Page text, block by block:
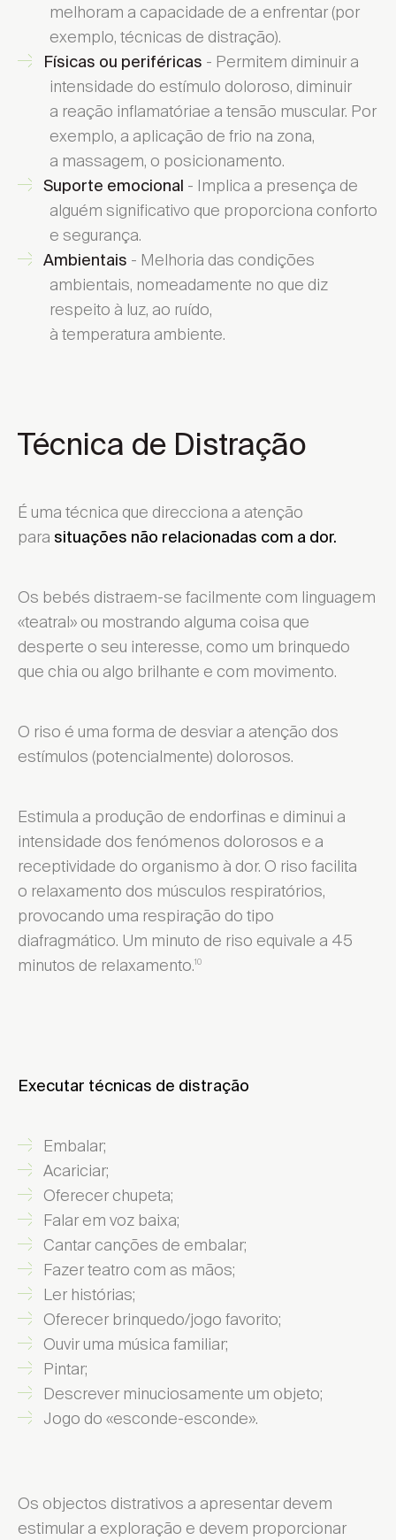
melhoram a capacidade de a enfrentar (por
exemplo, técnicas de distração).
Físicas ou periféricas - Permitem diminuir a
intensidade do estímulo doloroso, diminuir
a reação inflamatóriae a tensão muscular. Por
exemplo, a aplicação de frio na zona,
a massagem, o posicionamento.
Suporte emocional - Implica a presença de
alguém significativo que proporciona conforto
e segurança.
Ambientais - Melhoria das condições
ambientais, nomeadamente no que diz
respeito à luz, ao ruído,
à temperatura ambiente.
Técnica de Distração
É uma técnica que direcciona a atenção
para situações não relacionadas com a dor.
Os bebés distraem-se facilmente com linguagem
«teatral» ou mostrando alguma coisa que
desperte o seu interesse, como um brinquedo
que chia ou algo brilhante e com movimento.
O riso é uma forma de desviar a atenção dos
estímulos (potencialmente) dolorosos.
Estimula a produção de endorfinas e diminui a
intensidade dos fenómenos dolorosos e a
receptividade do organismo à dor. O riso facilita
o relaxamento dos músculos respiratórios,
provocando uma respiração do tipo
diafragmático. Um minuto de riso equivale a 45
minutos de relaxamento.10
Executar técnicas de distração
Embalar;
Acariciar;
Oferecer chupeta;
Falar em voz baixa;
Cantar canções de embalar;
Fazer teatro com as mãos;
Ler histórias;
Oferecer brinquedo/jogo favorito;
Ouvir uma música familiar;
Pintar;
Descrever minuciosamente um objeto;
Jogo do «esconde-esconde».
Os objectos distrativos a apresentar devem
estimular a exploração e devem proporcionar